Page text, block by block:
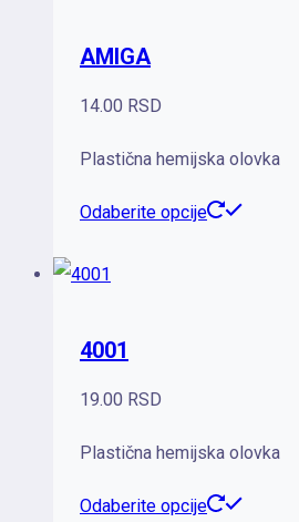
biti
izabrane
AMIGA
14.00 RSD
Plastična hemijska olovka
Odaberite opcije
Ovaj
biti
izabrane
4001
19.00 RSD
Plastična hemijska olovka
Odaberite opcije Ovaj